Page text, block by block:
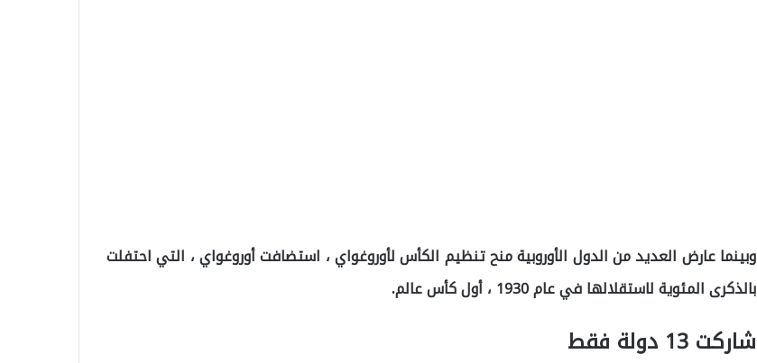
وبينما عارض العديد من الدول الأوروبية منح تنظيم الكأس لأوروغواي ، استضافت أوروغواي ، التي احتفلت
بالذكرى المئوية لاستقلالها في عام 1930 ، أول كأس عالم.
شاركت 13 دولة فقط